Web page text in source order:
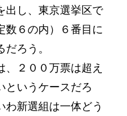
出し、東京選挙区で
数６の内）６番目に
ろう。
、２００万票は超え
というケースだろ
わ新選組は一体どう